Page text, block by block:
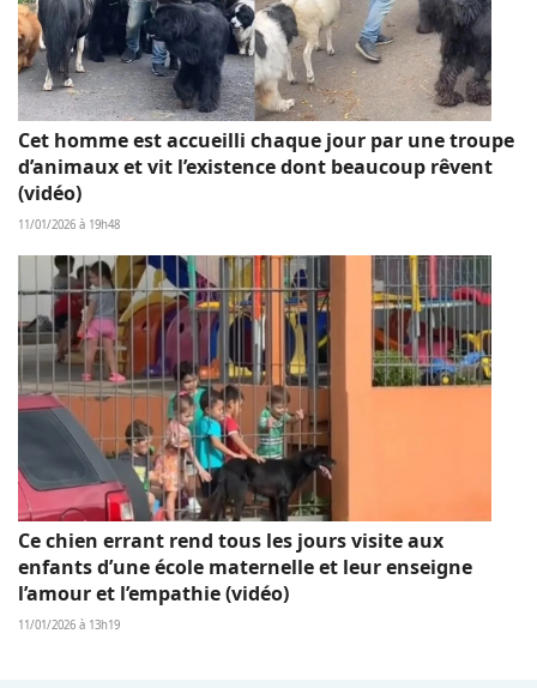
Cet homme est accueilli chaque jour par une troupe
d’animaux et vit l’existence dont beaucoup rêvent
(vidéo)
11/01/2026 à 19h48
Ce chien errant rend tous les jours visite aux
enfants d’une école maternelle et leur enseigne
l’amour et l’empathie (vidéo)
11/01/2026 à 13h19